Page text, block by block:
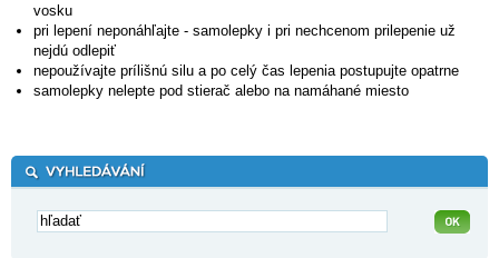
vosku
pri lepení neponáhľajte - samolepky i pri nechcenom prilepenie už
nejdú odlepiť
nepoužívajte prílišnú silu a po celý čas lepenia postupujte opatrne
samolepky nelepte pod stierač alebo na namáhané miesto